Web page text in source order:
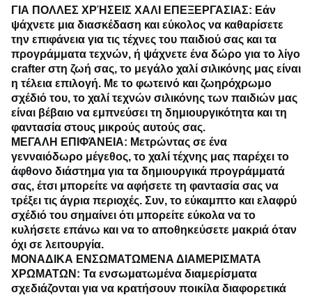
ΓΙΑ ΠΟΛΛΕΣ ΧΡΉΣΕΙΣ ΧΑΛΙ ΕΠΕΞΕΡΓΑΣΙΑΣ: Εάν
ψάχνετε μια διασκέδαση και εύκολος να καθαρίσετε
την επιφάνεια για τις τέχνες του παιδιού σας και τα
προγράμματα τεχνών, ή ψάχνετε ένα δώρο για το λίγο
crafter στη ζωή σας, το μεγάλο χαλί σιλικόνης μας είναι
η τέλεια επιλογή. Με το φωτεινό και ζωηρόχρωμο
σχέδιό του, το χαλί τεχνών σιλικόνης των παιδιών μας
είναι βέβαιο να εμπνεύσει τη δημιουργικότητα και τη
φαντασία στους μικρούς αυτούς σας.
ΜΕΓΑΛΗ ΕΠΙΦΆΝΕΙΑ: Μετρώντας σε ένα
γενναιόδωρο μέγεθος, το χαλί τέχνης μας παρέχει το
άφθονο διάστημα για τα δημιουργικά προγράμματά
σας, έτσι μπορείτε να αφήσετε τη φαντασία σας να
τρέξει τις άγρια περιοχές. Συν, το εύκαμπτο και ελαφρύ
σχέδιό του σημαίνει ότι μπορείτε εύκολα να το
κυλήσετε επάνω και να το αποθηκεύσετε μακριά όταν
όχι σε λειτουργία.
ΜΟΝΑΔΙΚΑ ΕΝΣΩΜΑΤΩΜΕΝΑ ΔΙΑΜΕΡΙΣΜΑΤΑ
ΧΡΩΜΑΤΩΝ : Τα ενσωματωμένα διαμερίσματα
σχεδιάζονται για να κρατήσουν ποικίλα διαφορετικά